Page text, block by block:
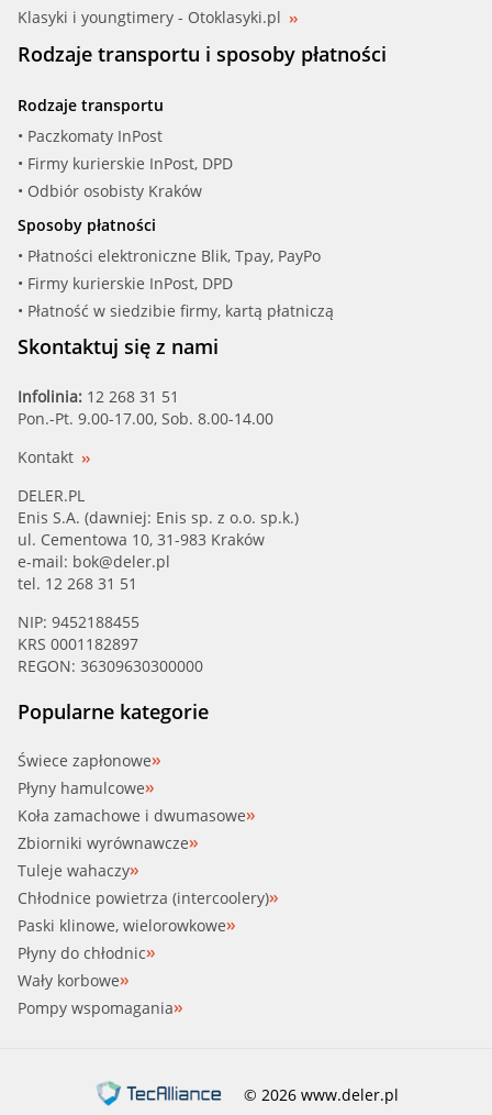
TRICLO (190690)
VW (5G0 955 966)
VW (5G0 955 978)
ZZVF (ZVFP238)
at autotei (at50016)
hajus Auto (9591071)
vika (99551792901)
Klasyki i youngtimery - Otoklasyki.pl
Rodzaje transportu i sposoby płatności
Rodzaje transportu
• Paczkomaty InPost
• Firmy kurierskie InPost, DPD
• Odbiór osobisty Kraków
Sposoby płatności
• Płatności elektroniczne Blik, Tpay, PayPo
• Firmy kurierskie InPost, DPD
• Płatność w siedzibie firmy, kartą płatniczą
Skontaktuj się z nami
Infolinia: 12 268 31 51
Pon.-Pt. 9.00-17.00, Sob. 8.00-14.00
Kontakt
DELER.PL
Enis S.A. (dawniej: Enis sp. z o.o. sp.k.)
ul. Cementowa 10, 31-983 Kraków
e-mail: bok@deler.pl
tel. 12 268 31 51
NIP: 9452188455
KRS 0001182897
REGON: 36309630300000
Popularne kategorie
Świece zapłonowe
Płyny hamulcowe
Koła zamachowe i dwumasowe
Zbiorniki wyrównawcze
Tuleje wahaczy
Chłodnice powietrza (intercoolery)
Paski klinowe, wielorowkowe
Płyny do chłodnic
Wały korbowe
Pompy wspomagania
© 2026 www.deler.pl